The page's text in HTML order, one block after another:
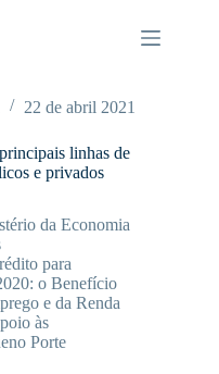
22 de abril 2021
linhas de
e privados
da Economia
para
o Benefício
e da Renda
às
Porte